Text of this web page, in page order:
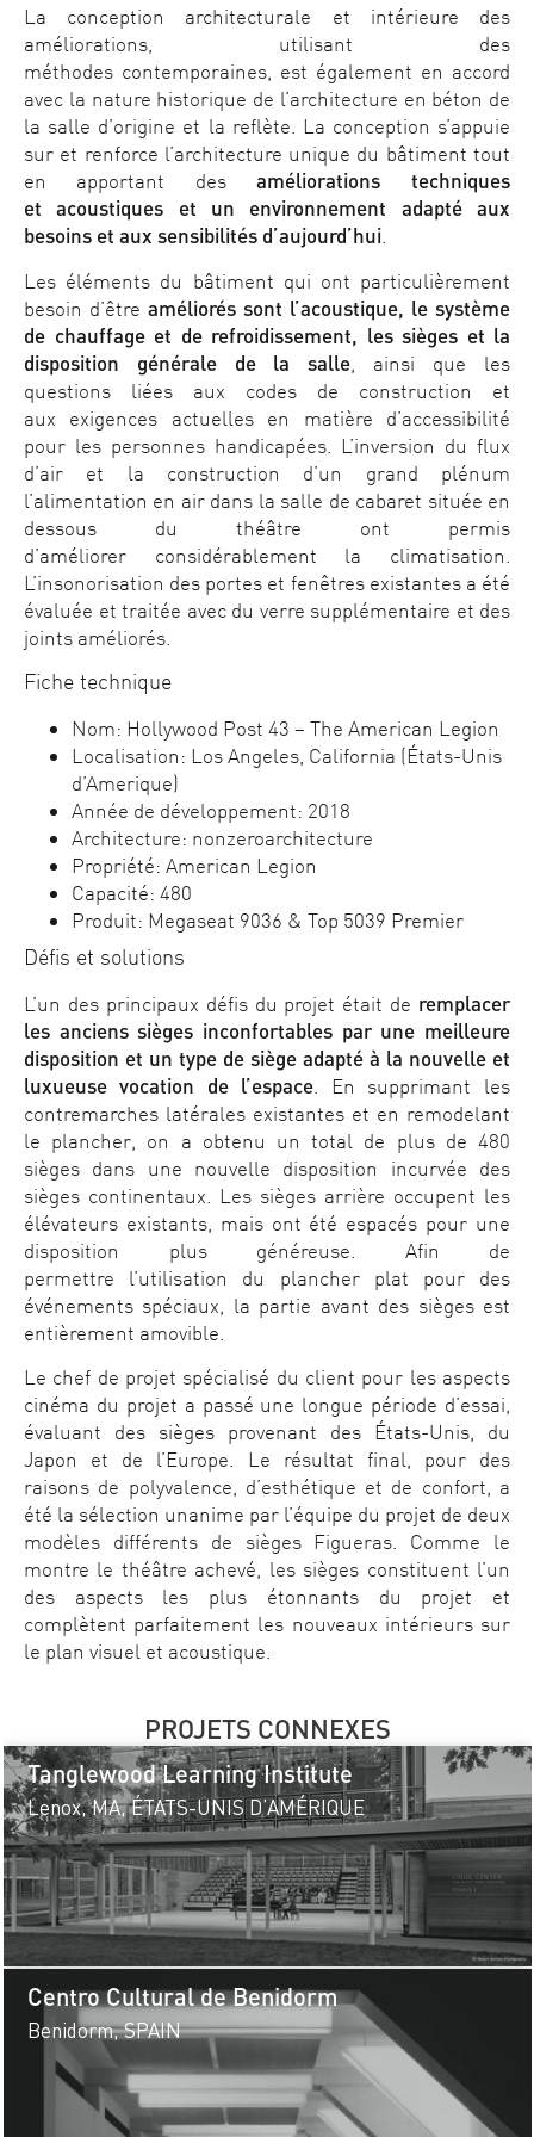
La conception architecturale et intérieure des
améliorations, utilisant des
méthodes contemporaines, est également en accord
avec la nature historique de l’architecture en béton de
la salle d’origine et la reflète. La conception s’appuie
sur et renforce l’architecture unique du bâtiment tout
en apportant des améliorations techniques
et acoustiques et un environnement adapté aux
besoins et aux sensibilités d’aujourd’hui
Les éléments du bâtiment qui ont particulièrement
besoin d’être améliorés sont l’acoustique, le système
de chauffage et de refroidissement, les sièges et la
disposition générale de la salle, ainsi que les
questions liées aux codes de construction et
aux exigences actuelles en matière d’accessibilité
pour les personnes handicapées. L’inversion du flux
d’air et la construction d’un grand plénum
l’alimentation en air dans la salle de cabaret située en
dessous du théâtre ont permis
d’améliorer considérablement la climatisation.
L’insonorisation des portes et fenêtres existantes a été
évaluée et traitée avec du verre supplémentaire et des
joints améliorés.
Fiche technique
Nom: Hollywood Post 43 – The American Legion
Localisation: Los Angeles, California (États-Unis
d’Amerique)
Année de développement: 2018
Architecture: nonzeroarchitecture
Propriété: American Legion
Capacité: 480
Produit: Megaseat 9036 & Top 5039 Premier
Défis et solutions
L’un des principaux défis du projet était de remplacer
les anciens sièges inconfortables par une meilleure
disposition et un type de siège adapté à la nouvelle et
luxueuse vocation de l’espace . En supprimant les
contremarches latérales existantes et en remodelant
le plancher, on a obtenu un total de plus de 480
sièges dans une nouvelle disposition incurvée des
sièges continentaux. Les sièges arrière occupent les
élévateurs existants, mais ont été espacés pour une
disposition plus généreuse. Afin de
permettre l’utilisation du plancher plat pour des
événements spéciaux, la partie avant des sièges est
entièrement amovible.
Le chef de projet spécialisé du client pour les aspects
cinéma du projet a passé une longue période d’essai,
évaluant des sièges provenant des États-Unis, du
Japon et de l’Europe. Le résultat final, pour des
raisons de polyvalence, d’esthétique et de confort, a
été la sélection unanime par l’équipe du projet de deux
modèles différents de sièges Figueras. Comme le
montre le théâtre achevé, les sièges constituent l’un
des aspects les plus étonnants du projet et
complètent parfaitement les nouveaux intérieurs sur
le plan visuel et acoustique.
PROJETS CONNEXES
Tanglewood Learning Institute
Lenox, MA, ÉTATS-UNIS D’AMÉRIQUE
Centro Cultural de Benidorm
Benidorm, SPAIN